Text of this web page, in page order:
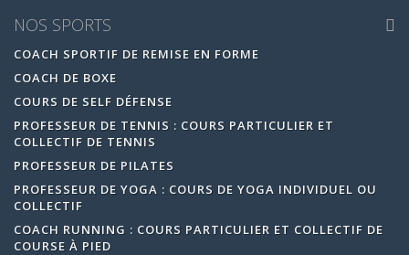
NOS SPORTS
COACH SPORTIF DE REMISE EN FORME
COACH DE BOXE
COURS DE SELF DÉFENSE
PROFESSEUR DE TENNIS : COURS PARTICULIER ET
COLLECTIF DE TENNIS
PROFESSEUR DE PILATES
PROFESSEUR DE YOGA : COURS DE YOGA INDIVIDUEL OU
COLLECTIF
COACH RUNNING : COURS PARTICULIER ET COLLECTIF DE
COURSE À PIED